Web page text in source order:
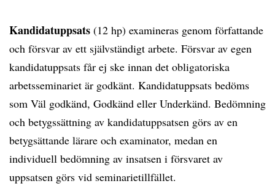
Kandidatuppsats (12 hp) examineras genom författande
och försvar av ett självständigt arbete. Försvar av egen
kandidatuppsats får ej ske innan det obligatoriska
arbetsseminariet är godkänt. Kandidatuppsats bedöms
som Väl godkänd, Godkänd eller Underkänd. Bedömning
och betygssättning av kandidatuppsatsen görs av en
betygsättande lärare och examinator, medan en
individuell bedömning av insatsen i försvaret av
uppsatsen görs vid seminarietillfället.